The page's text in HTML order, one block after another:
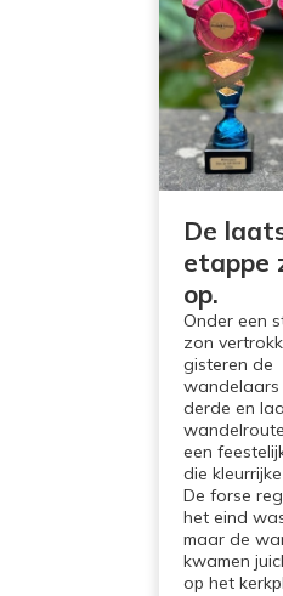
De
etappe
op.
Onder een
zon
gisteren de
wandelaars
derde en
een
die
De forse
het eind
maar de
kwamen
op het